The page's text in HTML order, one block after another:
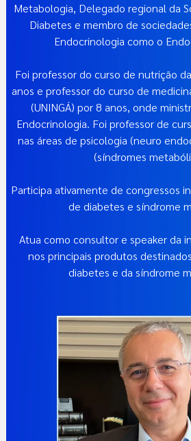
Metabologia, Delegado regional da
Diabetes e membro de
Endocrinologia como o
Foi professor do curso de nutrição
anos e professor do curso de
(UNINGÁ) por 8 anos, onde
Endocrinologia. Foi professor de
nas áreas de psicologia (neuro
(síndromes
Participa ativamente de congressos
de diabetes e síndrome
Atua como consultor e speaker da
nos principais produtos
diabetes e da síndrome